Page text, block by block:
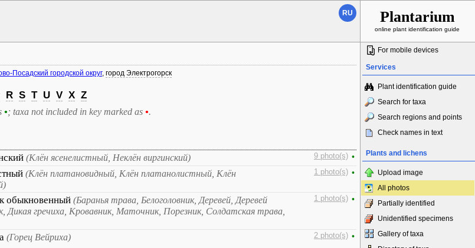
RU Plantarium
online plant identification guide
Посадский городской округ, город Электрогорск
R S T U V X Z
•; taxa not included in key marked as •.
(Клён ясенелистный, Неклён виргинский) 9 photo(s) •
(Клён платановидный, Клён платанолистный, Клён
1 photo(s) •
обыкновенный (Баранья трава, Белоголовник, Деревей, Деревей
Дикая гречиха, Кровавник, Маточник, Порезник, Солдатская трава,
1 photo(s) •
(Горец Вейриха) 2 photo(s) •
For mobile devices
Services
Plant identification guide
Search for taxa
Search regions and points
Check names in text
Plants and lichens
Upload image
All photos
Partially identified
Unidentified specimens
Gallery of taxa